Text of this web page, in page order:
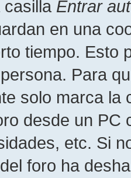
casilla Entrar
en una
tiempo. Esto
Para
solo marca la
desde un PC
etc. Si
foro ha